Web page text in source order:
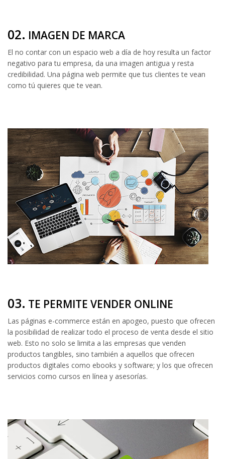
02. IMAGEN DE MARCA
El no contar con un espacio web a día de hoy resulta un factor
negativo para tu empresa, da una imagen antigua y resta
credibilidad. Una página web permite que tus clientes te vean
como tú quieres que te vean.
03. TE PERMITE VENDER ONLINE
Las páginas e-commerce están en apogeo, puesto que ofrecen
la posibilidad de realizar todo el proceso de venta desde el sitio
web. Esto no solo se limita a las empresas que venden
productos tangibles, sino también a aquellos que ofrecen
productos digitales como ebooks y software; y los que ofrecen
servicios como cursos en línea y asesorías.